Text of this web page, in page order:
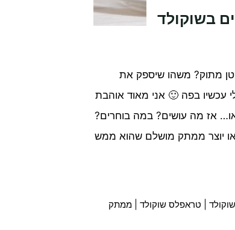
בשוקולד
מתוק? משהו שיספק את
עכשיו בפה 🙂 אני מאוד אוהבת
אז מה עושים? במה בוחרים?
יוצר ממתק מושלם שהוא ממש
| טראפלס שוקולד| ממתק